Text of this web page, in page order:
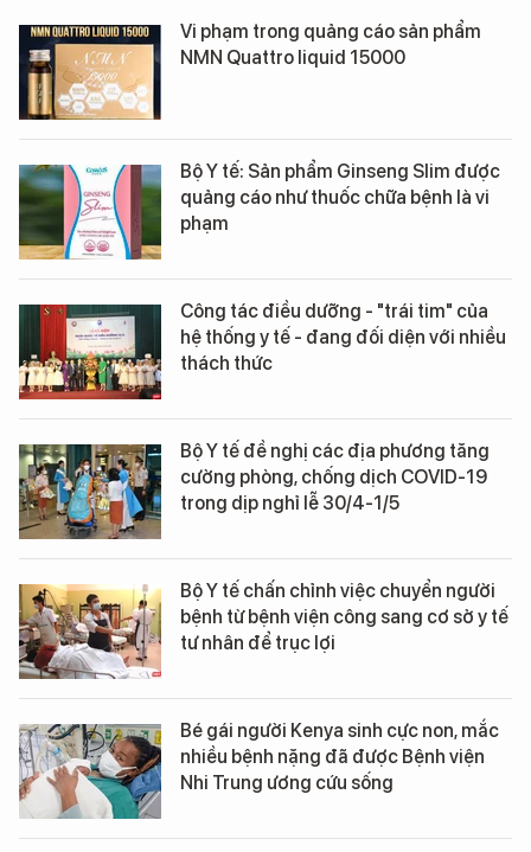
Vi phạm trong quảng cáo sản phẩm
NMN Quattro liquid 15000
Bộ Y tế: Sản phẩm Ginseng Slim được
quảng cáo như thuốc chữa bệnh là vi
phạm
Công tác điều dưỡng - "trái tim" của
hệ thống y tế - đang đối diện với nhiều
thách thức
Bộ Y tế đề nghị các địa phương tăng
cường phòng, chống dịch COVID-19
trong dịp nghỉ lễ 30/4-1/5
Bộ Y tế chấn chỉnh việc chuyển người
bệnh từ bệnh viện công sang cơ sở y tế
tư nhân để trục lợi
Bé gái người Kenya sinh cực non, mắc
nhiều bệnh nặng đã được Bệnh viện
Nhi Trung ương cứu sống